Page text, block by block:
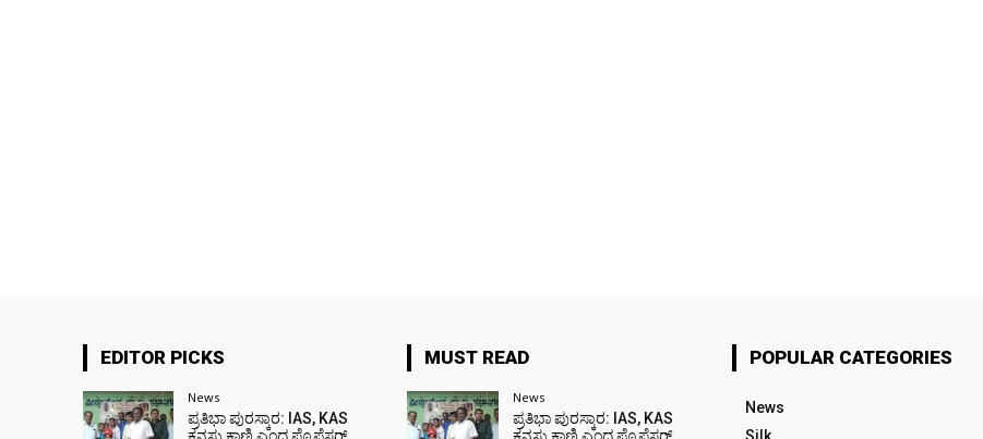
EDITOR PICKS
News
ಪ್ರತಿಭಾ ಪುರಸ್ಕಾರ: IAS, KAS
MUST READ
News
ಪ್ರತಿಭಾ ಪುರಸ್ಕಾರ: IAS, KAS
POPULAR CATEGORIES
News